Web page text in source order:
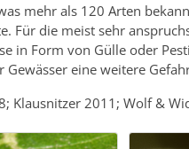
mehr als 120 Arten
Für die meist sehr
in Form von Gülle oder
eine weitere
Klausnitzer 2011; Wolf &